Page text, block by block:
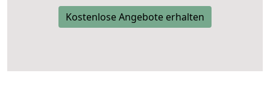
Kostenlose Angebote erhalten